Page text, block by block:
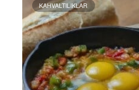
KAHVALTILIKLAR